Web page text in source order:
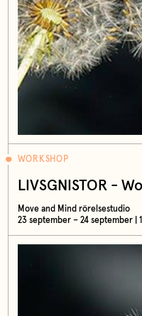
WORKSHOP
LIVSGNISTOR -
Move and Mind rörelsestudio
23 september – 24 september |